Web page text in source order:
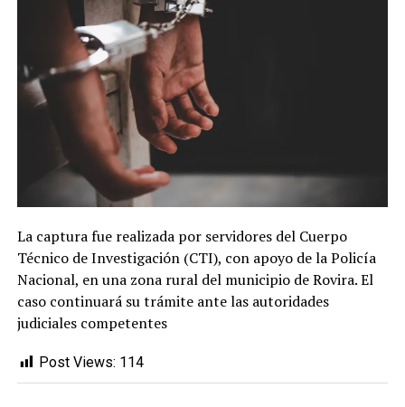
La captura fue realizada por servidores del Cuerpo
Técnico de Investigación (CTI), con apoyo de la Policía
Nacional, en una zona rural del municipio de Rovira. El
caso continuará su trámite ante las autoridades
judiciales competentes
Post Views: 114